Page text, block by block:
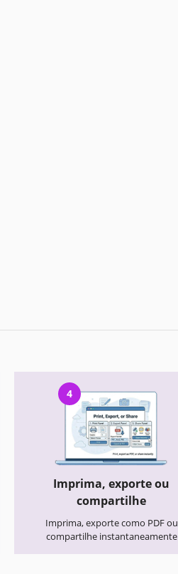
4
Imprima, exporte ou
compartilhe
Imprima, exporte como PDF ou
compartilhe instantaneamente